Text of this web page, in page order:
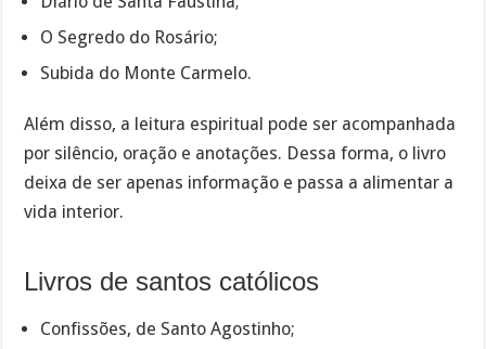
O Segredo do Rosário;
Subida do Monte Carmelo.
Além disso, a leitura espiritual pode ser acompanhada
por silêncio, oração e anotações. Dessa forma, o livro
deixa de ser apenas informação e passa a alimentar a
vida interior.
Livros de santos católicos
Confissões, de Santo Agostinho;